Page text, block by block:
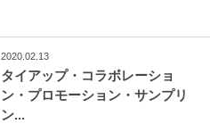
2020.02.13
タイアップ・コラボレーショ
ン・プロモーション・サンプリ
ン...